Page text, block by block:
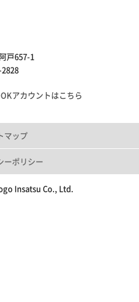
戸657-1
アカウントはこちら
マップ
ーポリシー
Insatsu Co., Ltd.